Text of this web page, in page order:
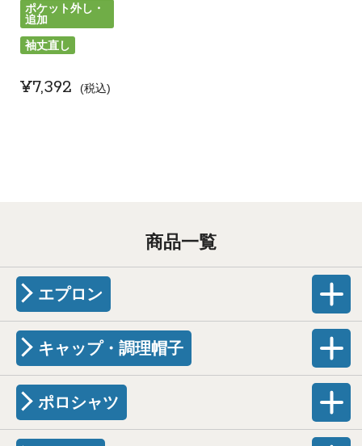
ポケット外し・
追加
袖丈直し
¥7,392 税込
商品一覧
エプロン
キャップ・調理帽子
ポロシャツ